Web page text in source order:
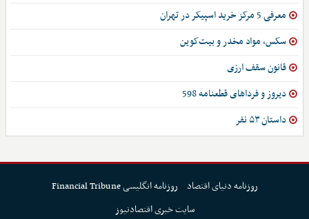
معرفی 5 مرکز خرید اسپیکر در تهران
سکس، مواد مخدر و بیت‌کوین
قانون سقف ارزی
دیروز و فرداهای قطعنامه 598
داستان ۵۳ نفر
روزنامه دنیای اقتصاد
روزنامه انگلیسی Financial Tribune
سایت خبری اقتصادنیوز